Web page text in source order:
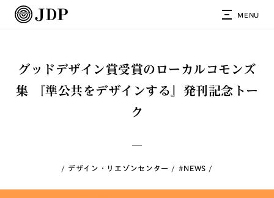
MENU
グッドデザイン賞受賞のローカルコモンズ
集 『準公共をデザインする』発刊記念トー
ク
デザイン・リエゾンセンター #NEWS